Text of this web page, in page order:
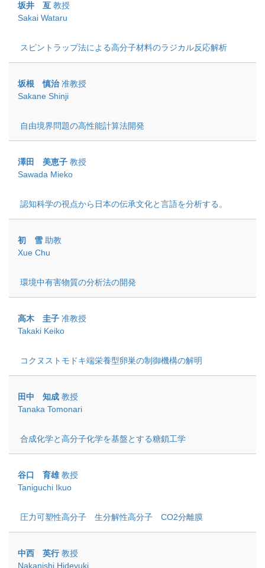
坂井 亙 教授
Sakai Wataru
スピントラップ法による高分子材料のラジカル反応解析
坂根 慎治准教授
Sakane Shinji
自由境界問題の高性能計算法開発
澤田 美恵子 教授
Sawada Mieko
認知科学の視点から日本の伝承文化と言語を分析する。
初 雪 助教
Xue Chu
環境中有害物質の分析法の開発
高木 圭子 准教授
Takaki Keiko
コクヌストモドキ端栄養型卵巣の制御機構の解明
田中 知成 教授
Tanaka Tomonari
合成化学と高分子化学を基盤とする糖鎖工学
谷口 育雄教授
Taniguchi Ikuo
圧力可塑性高分子 生分解性高分子 CO2分離膜
中西 英行教授
Nakanishi Hideyuki